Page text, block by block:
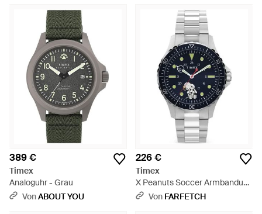
389 €
Timex
Analoguhr - Grau
VonABOUT YOU
226 €
Timex
X Peanuts Soccer Armbanduhr
41Mm - Blau
Von FARFETCH